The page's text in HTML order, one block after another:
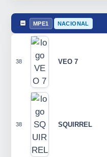
MPE1 NACIONAL
38 VEO 7
38 SQUIRREL